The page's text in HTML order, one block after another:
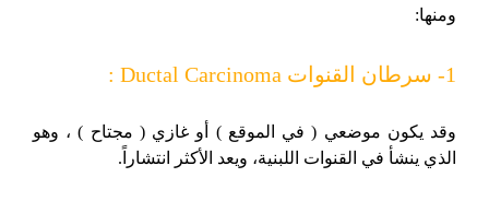
ومنها:
1- سرطان القنوات Ductal Carcinoma :
وقد يكون موضعي ( في الموقع ) أو غازي ( مجتاح ) ، وهو
الذي ينشأ في القنوات اللبنية، ويعد الأكثر انتشاراً.